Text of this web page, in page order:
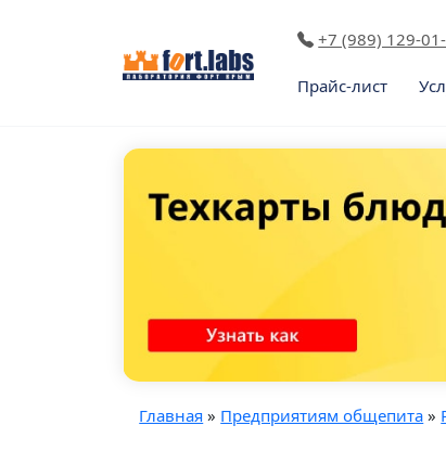
+7 (989) 129-
Прайс-лист
Главная » Предприятиям общепита »